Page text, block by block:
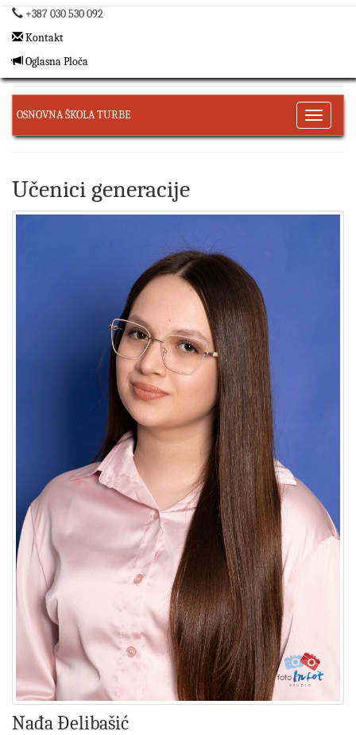
+387 030 530 092
Kontakt
Oglasna Ploča
Toggle
OSNOVNA ŠKOLA TURBE
Učenici generacije
Nađa Đelibašić